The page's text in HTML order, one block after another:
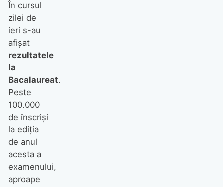
În cursul
zilei de
ieri s-au
afişat
rezultatele
la
Bacalaureat.
Peste
100.000
de înscrişi
la ediţia
de anul
acesta a
examenului,
aproape